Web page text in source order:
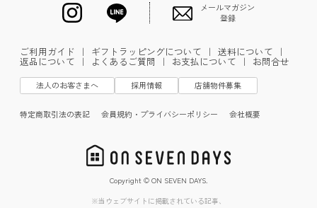
メールマガジン
登録
ご利用ガイド ｜ ギフトラッピングについて ｜ 送料について ｜
返品について ｜ よくあるご質問 ｜ お支払について ｜ お問合せ
法人のお客さまへ 採用情報 店舗物件募集
特定商取引法の表記 会員規約・プライバシーポリシー 会社概要
Copyright © ON SEVEN DAYS.
※当ウェブサイトに掲載されている記事、